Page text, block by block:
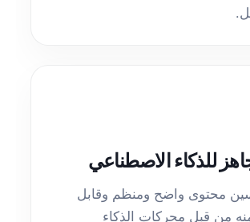
للذكاء الاصطناعي
محتوى واضح ومنظم وقابل
من قبل محركات الذكاء